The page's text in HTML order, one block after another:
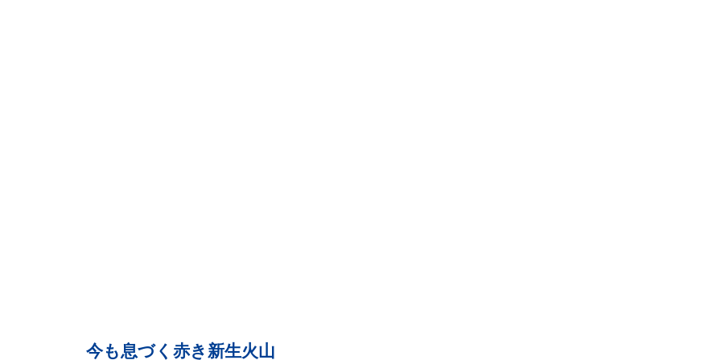
今も息づく赤き新生火山